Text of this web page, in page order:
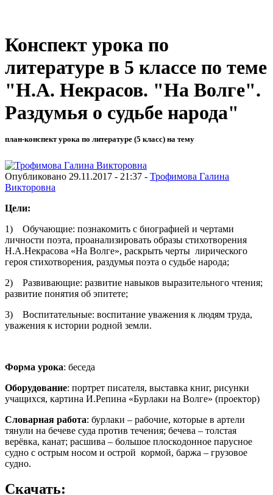
Конспект урока по
литературе в 5 классе по теме
"Н.А. Некрасов. "На Волге".
Раздумья о судьбе народа"
план-конспект урока по литературе (5 класс) на тему
Опубликовано 29.11.2017 - 21:37 - Трофимова Галина
Викторовна
Цели:
1) Обучающие: познакомить с биографией и чертами
личности поэта, проанализировать образы стихотворения
Н.А.Некрасова «На Волге», раскрыть черты лирического
героя стихотворения, раздумья поэта о судьбе народа;
2) Развивающие: развитие навыков выразительного чтения;
развитие понятия об эпитете;
3) Воспитательные: воспитание уважения к людям труда,
уважения к истории родной земли.
Форма урока: беседа
Оборудование: портрет писателя, выставка книг, рисунки
учащихся, картина И.Репина «Бурлаки на Волге» (проектор)
Словарная работа: бурлаки – рабочие, которые в артели
тянули на бечеве суда против течения; бечева – толстая
верёвка, канат; расшива – большое плоскодонное парусное
судно с острым носом и острой кормой, баржа – грузовое
судно.
Скачать: